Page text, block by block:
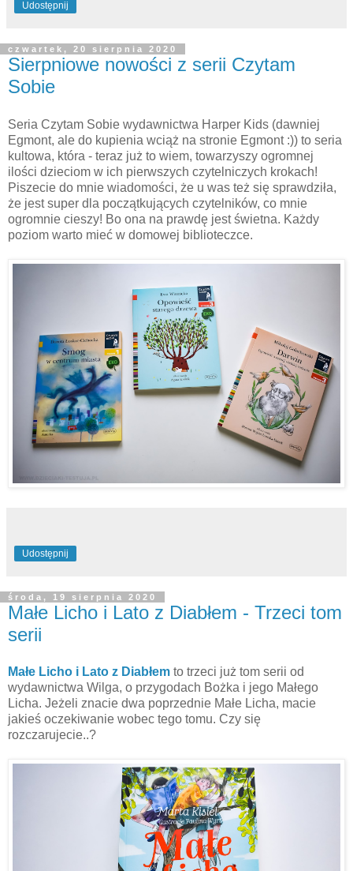
Udostępnij
czwartek, 20 sierpnia 2020
Sierpniowe nowości z serii Czytam
Sobie
Seria Czytam Sobie wydawnictwa Harper Kids (dawniej
Egmont, ale do kupienia wciąż na stronie Egmont :)) to seria
kultowa, która - teraz już to wiem, towarzyszy ogromnej
ilości dzieciom w ich pierwszych czytelniczych krokach!
Piszecie do mnie wiadomości, że u was też się sprawdziła,
że jest super dla początkujących czytelników, co mnie
ogromnie cieszy! Bo ona na prawdę jest świetna. Każdy
poziom warto mieć w domowej biblioteczce.
Udostępnij
środa, 19 sierpnia 2020
Małe Licho i Lato z Diabłem - Trzeci tom
serii
Małe Licho i Lato z Diabłem to trzeci już tom serii od
wydawnictwa Wilga, o przygodach Bożka i jego Małego
Licha. Jeżeli znacie dwa poprzednie Małe Licha, macie
jakieś oczekiwanie wobec tego tomu. Czy się
rozczarujecie..?